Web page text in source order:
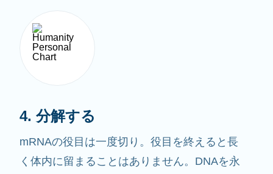
4. 分解する
mRNAの役目は一度切り。役目を終えると長
く体内に留まることはありません。DNAを永